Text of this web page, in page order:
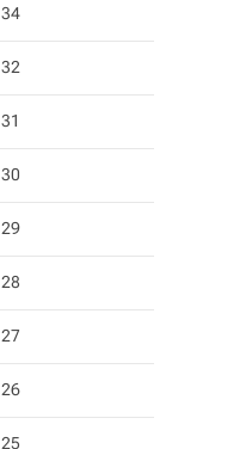
34
32
31
30
29
28
27
26
25